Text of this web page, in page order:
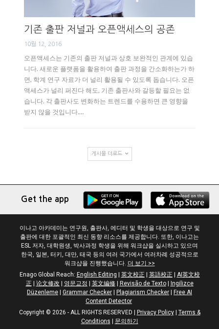
기존 출판 저널과 오픈액세스의 공존
10월 12, 2016
오픈액세스는 기존의 출판 저널과 상호 보완적인 관계에 있습
니다. 새로운 플랫폼을 활용하여 출판 과정을 간소화하는가 하
면, 학계 연구 자료가 더 널리 활용될 수 있도록 돕습니다. 오픈
액세스가 널리 퍼진다 해도, 기존 출판사와 갈등할 필요는 없
습니다. 각 출판사도 변화하는 트렌드를 수용하면 큰 영향을
받지 않을 것입니다.…
게시물 더로드
Get the app
이나고 아카데미는 연구원, 출판사, 에디터 및 학생을 대상으로 연구 및
출판에 대한 포괄적인 최신 동향 리소스를 제공합니다. 또한, 이나고는
ESL 저자, 대학원생, 박사과정 학생을 위해 워크샵을 실시하고 있으며
한국, 일본, 터키, 대만, 태국 등의 여러 국가에서 여러차례 성공적으로
워크샵을 진행했습니다. 더 보기 >>
Enago Global Reach: English Editing 英文校正 英語校正
AI英文校
正
论文修改 영문교정 英文編修| Revisão de Texto|
Ingilizce
Düzenleme
Grammar Checker Plagiarism Checker
Free AI
Content Detector
Copyright © 2026 - ALL RIGHTS RESERVED
Privacy Policy| Terms &
Conditions
문의하기